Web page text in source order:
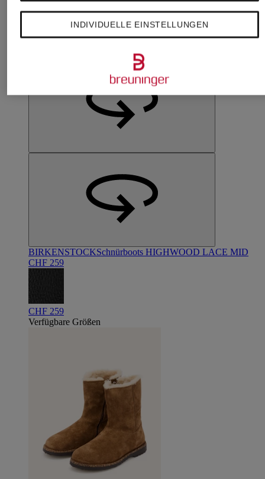
BIRKENSTOCKSchnürboots HIGHWOOD LACE MID
CHF 259
CHF 259
Verfügbare Größen
INDIVIDUELLE EINSTELLUNGEN